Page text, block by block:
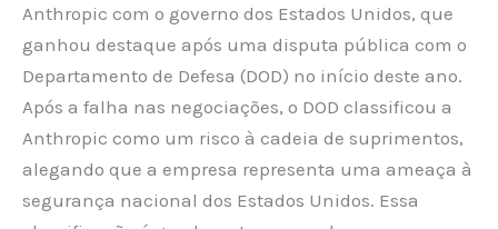
Anthropic com o governo dos Estados Unidos, que
ganhou destaque após uma disputa pública com o
Departamento de Defesa (DOD) no início deste ano.
Após a falha nas negociações, o DOD classificou a
Anthropic como um risco à cadeia de suprimentos,
alegando que a empresa representa uma ameaça à
segurança nacional dos Estados Unidos. Essa